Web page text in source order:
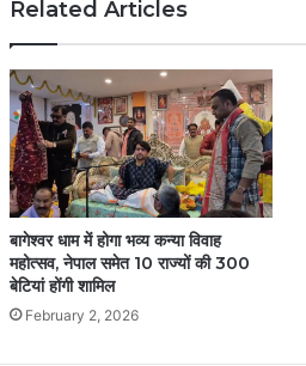
Related Articles
बागेश्वर धाम में होगा भव्य कन्या विवाह
महोत्सव, नेपाल समेत 10 राज्यों की 300
बेटियां होंगी शामिल
February 2, 2026